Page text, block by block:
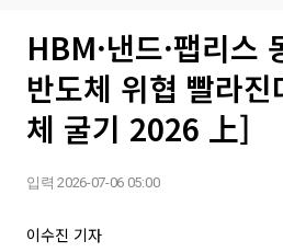
HBM·낸드·팹리
반도체 위협 빨라
체 굴기 2026 上]
입력 2026-07-06 05:00
이수진 기자